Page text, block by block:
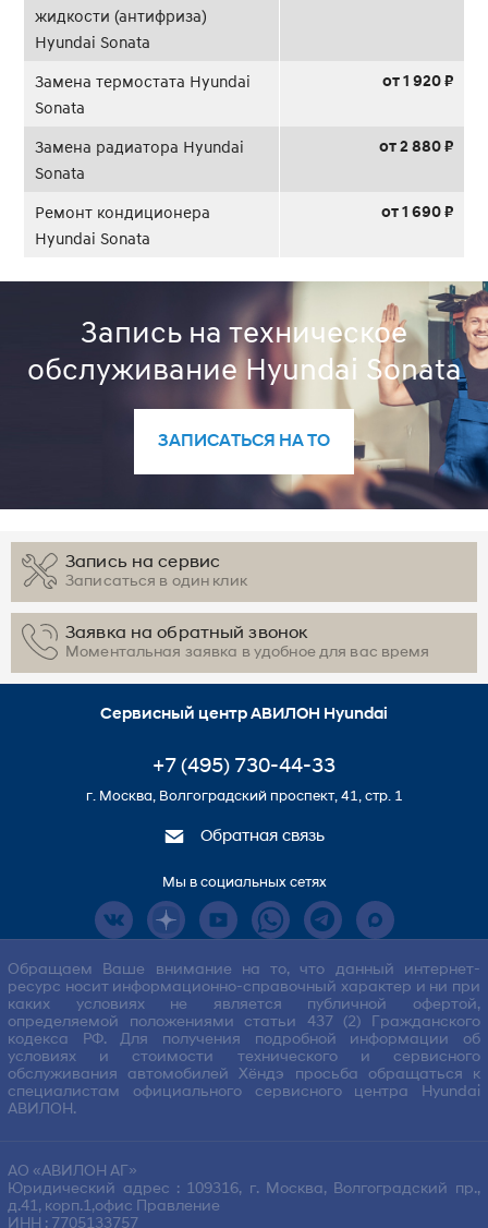
жидкости (антифриза)
Hyundai Sonata
Замена термостата Hyundai
Sonata
от 1 920 ₽
Замена радиатора Hyundai
Sonata
от 2 880 ₽
Ремонт кондиционера
Hyundai Sonata
от 1 690 ₽
Запись на техническое
обслуживание Hyundai Sonata
ЗАПИСАТЬСЯ НА ТО
Запись на сервис
Записаться в один клик
Заявка на обратный звонок
Моментальная заявка в удобное для вас время
Сервисный центр АВИЛОН Hyundai
+7 (495) 730-44-33
г. Москва, Волгоградский проспект, 41, стр. 1
Обратная связь
Мы в социальных сетях
Обращаем Ваше внимание на то, что данный интернет-
ресурс носит информационно-справочный характер и ни при
каких условиях не является публичной офертой,
определяемой положениями статьи 437 (2) Гражданского
кодекса РФ. Для получения подробной информации об
условиях и стоимости технического и сервисного
обслуживания автомобилей Хёндэ просьба обращаться к
специалистам официального сервисного центра Hyundai
АВИЛОН.
АО «АВИЛОН АГ»
Юридический адрес : 109316, г. Москва, Волгоградский пр.,
д.41, корп.1,офис Правление
ИНН : 7705133757